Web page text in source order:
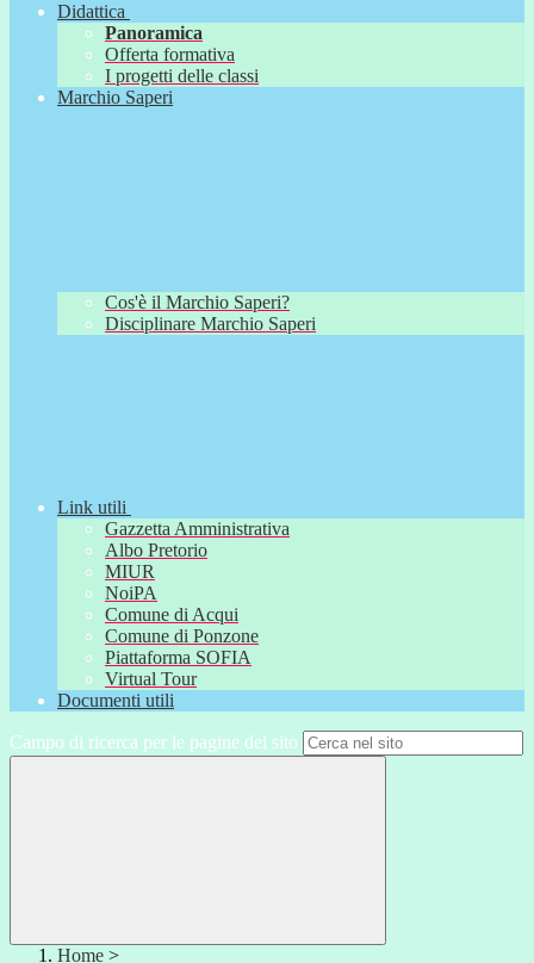
Didattica
Panoramica
Offerta formativa
I progetti delle classi
Marchio Saperi
Cos'è il Marchio Saperi?
Disciplinare Marchio Saperi
Link utili
Gazzetta Amministrativa
Albo Pretorio
MIUR
NoiPA
Comune di Acqui
Comune di Ponzone
Piattaforma SOFIA
Virtual Tour
Documenti utili
Campo di ricerca per le pagine del sito
Home >